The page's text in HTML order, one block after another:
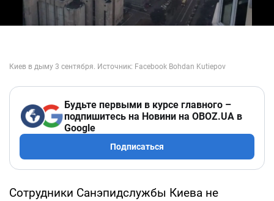
Будьте первыми в курсе главного –
подпишитесь на Новини на OBOZ.UA в
Google
Подписаться
Сотрудники Санэпидслужбы Киева не